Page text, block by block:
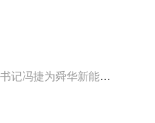
华新能源送上专属 “服务包”